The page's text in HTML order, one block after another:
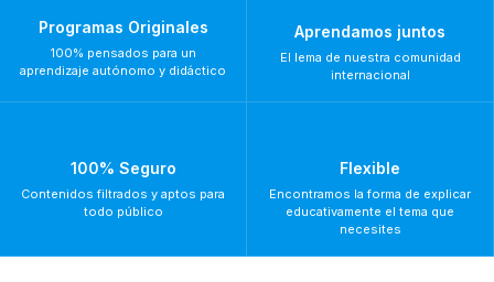
Programas Originales
100% pensados para un
aprendizaje autónomo y didáctico
Aprendamos juntos
El lema de nuestra comunidad
internacional
100% Seguro
Contenidos filtrados y aptos para
todo público
Flexible
Encontramos la forma de explicar
educativamente el tema que
necesites